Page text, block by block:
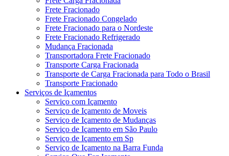
Frete Fracionado
Frete Fracionado Congelado
Frete Fracionado para o Nordeste
Frete Fracionado Refrigerado
Mudança Fracionada
Transportadora Frete Fracionado
Transporte Carga Fracionada
Transporte de Carga Fracionada para Todo o Brasil
Transporte Fracionado
Serviços de Içamentos
Serviço com Içamento
Serviço de Içamento de Moveis
Serviço de Içamento de Mudanças
Serviço de Içamento em São Paulo
Serviço de Içamento em Sp
Serviço de Içamento na Barra Funda